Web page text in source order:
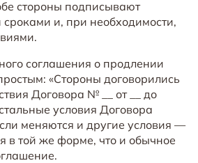
стороны подписывают
и, при необходимости,
соглашения о продлении
«Стороны договорились
Договора № __ от __ до
условия Договора
меняются и другие условия —
в той же форме, что и обычное